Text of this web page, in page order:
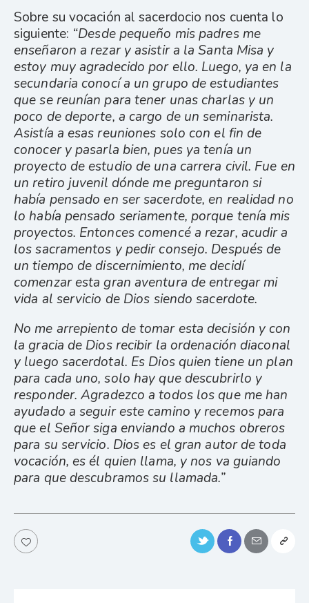
Sobre su vocación al sacerdocio nos cuenta lo
siguiente: “Desde pequeño mis padres me
enseñaron a rezar y asistir a la Santa Misa y
estoy muy agradecido por ello. Luego, ya en la
secundaria conocí a un grupo de estudiantes
que se reunían para tener unas charlas y un
poco de deporte, a cargo de un seminarista.
Asistía a esas reuniones solo con el fin de
conocer y pasarla bien, pues ya tenía un
proyecto de estudio de una carrera civil. Fue en
un retiro juvenil dónde me preguntaron si
había pensado en ser sacerdote, en realidad no
lo había pensado seriamente, porque tenía mis
proyectos. Entonces comencé a rezar, acudir a
los sacramentos y pedir consejo. Después de
un tiempo de discernimiento, me decidí
comenzar esta gran aventura de entregar mi
vida al servicio de Dios siendo sacerdote.
No me arrepiento de tomar esta decisión y con
la gracia de Dios recibir la ordenación diaconal
y luego sacerdotal. Es Dios quien tiene un plan
para cada uno, solo hay que descubrirlo y
responder. Agradezco a todos los que me han
ayudado a seguir este camino y recemos para
que el Señor siga enviando a muchos obreros
para su servicio. Dios es el gran autor de toda
vocación, es él quien llama, y nos va guiando
para que descubramos su llamada.”